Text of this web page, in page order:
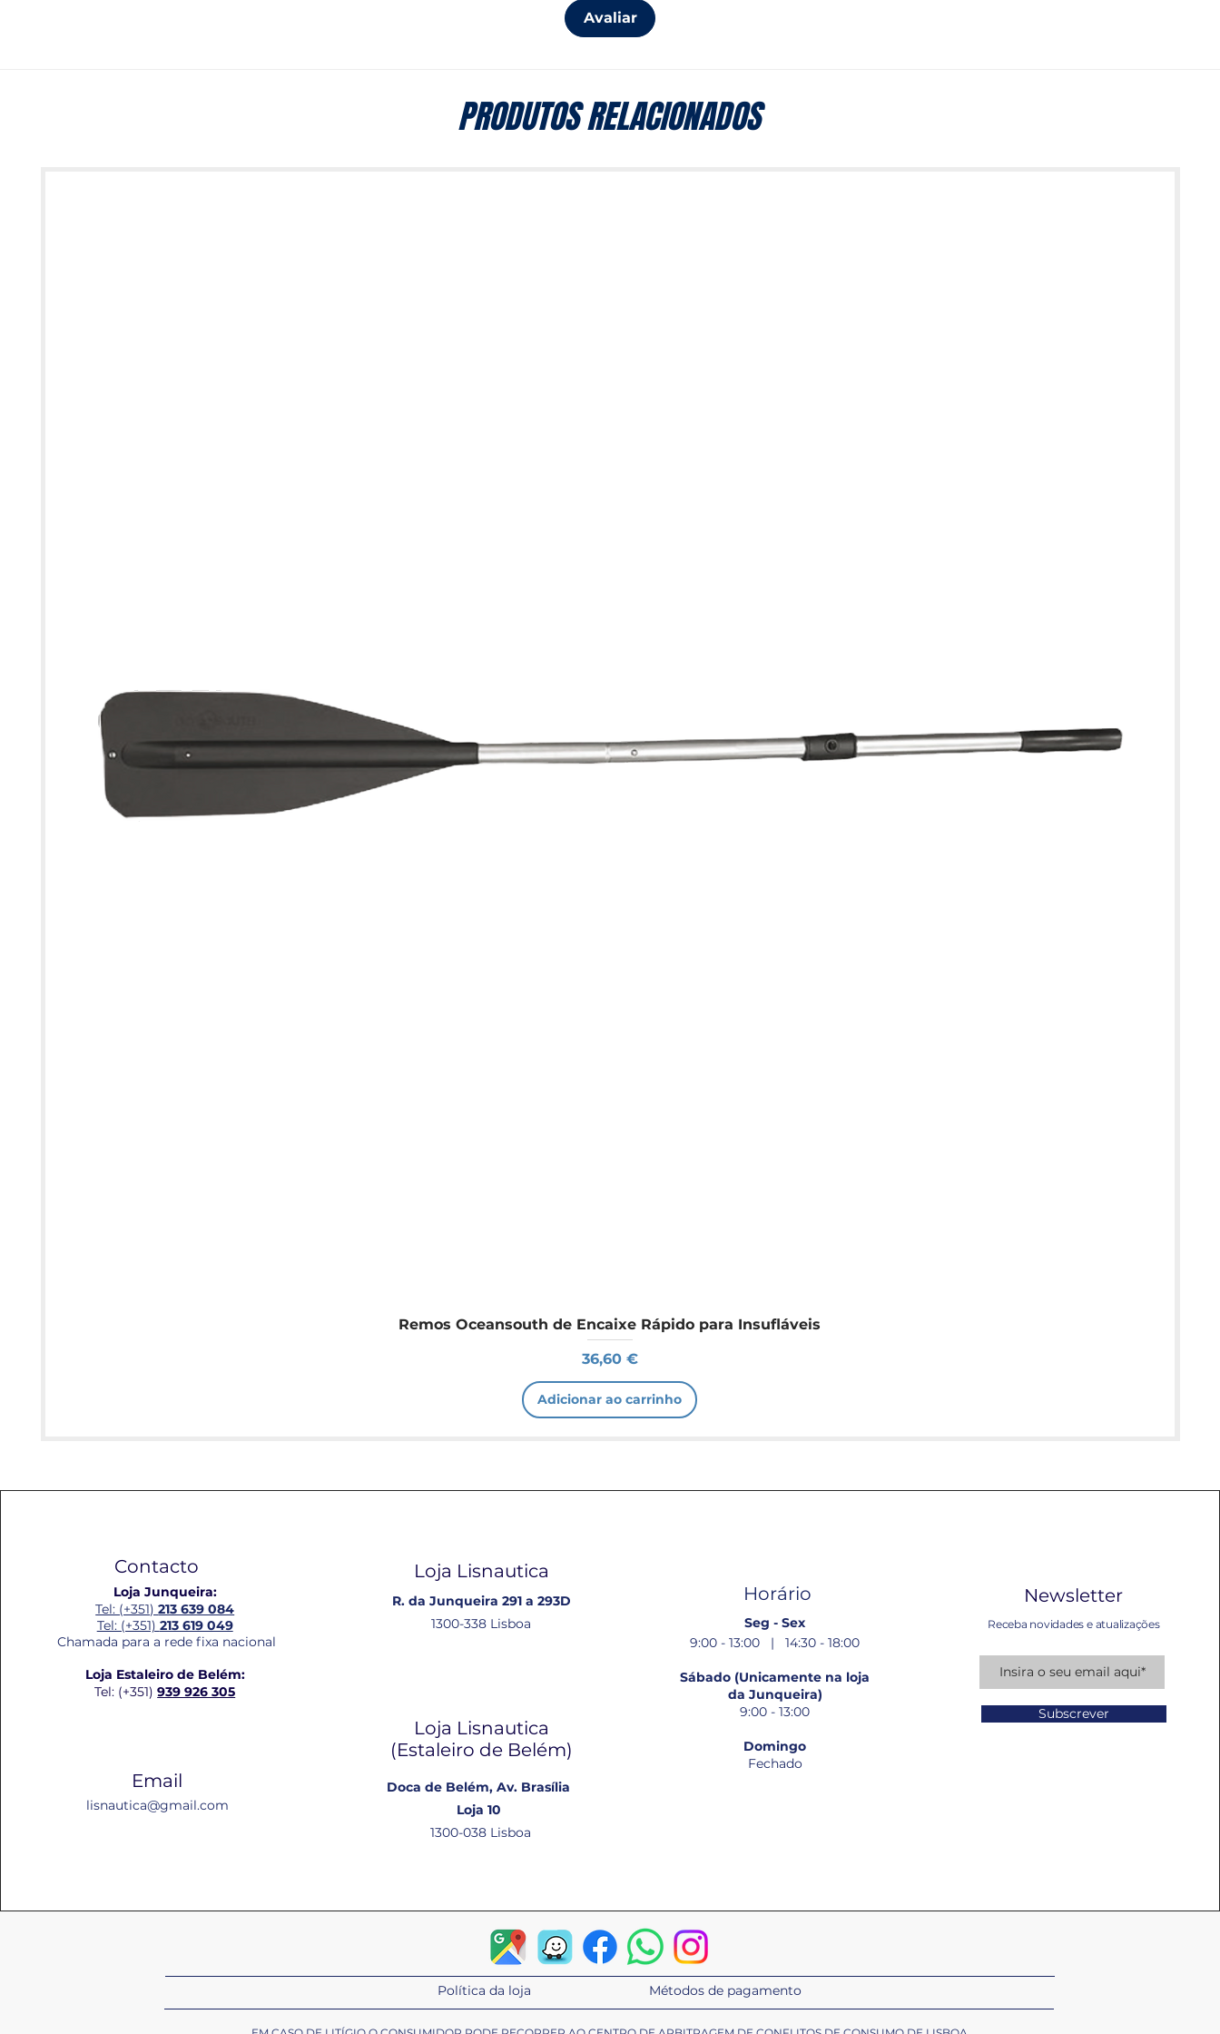
Avaliar
PRODUTOS RELACIONADOS
Remos Oceansouth de Encaixe Rápido para Insufláveis
Preço
36,60 €
Adicionar ao carrinho
Contacto
Loja Junqueira:
Tel: (+351)213 639 084
Tel: (+351) 213 619 049
Chamada para a rede fixa nacional
Loja Estaleiro de Belém:
Tel: (+351)939 926 305
Email
lisnautica@gmail.com
Loja Lisnautica
R. da Junqueira 291 a 293D
1300-338 Lisboa
Loja Lisnautica
(Estaleiro de Belém​)
Doca de Belém, Av. Brasília
Loja 10
1300-038 Lisboa
Horário
Seg - Sex
9:00 - 13:00 | 14:30 - 18:00
Sábado (Unicamente na loja
da Junqueira)
9:00 - 13:00
Domingo
Fechado
Newsletter
Receba novidades e atualizações
Subscrever
Política da loja Métodos de pagamento